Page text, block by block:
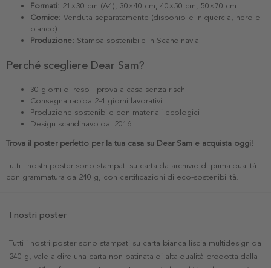
Formati: 21×30 cm (A4), 30×40 cm, 40×50 cm, 50×70 cm
Cornice: Venduta separatamente (disponibile in quercia, nero e
bianco)
Produzione: Stampa sostenibile in Scandinavia
Perché scegliere Dear Sam?
30 giorni di reso - prova a casa senza rischi
Consegna rapida 2-4 giorni lavorativi
Produzione sostenibile con materiali ecologici
Design scandinavo dal 2016
Trova il poster perfetto per la tua casa su Dear Sam e acquista oggi!
Tutti i nostri poster sono stampati su carta da archivio di prima qualità
con grammatura da 240 g, con certificazioni di eco-sostenibilità.
I nostri poster
Tutti i nostri poster sono stampati su carta bianca liscia multidesign da
240 g, vale a dire una carta non patinata di alta qualità prodotta dalla